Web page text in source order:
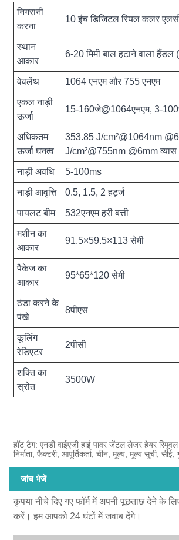
निगरानी
करना
10 इंच डिजिटल रियल कलर
स्थान
आकार
6-20 मिमी बाल हटाने वाला हैंडल
वेवलेंथ 1064 एनएम और 755 एनएम
एकल नाड़ी
ऊर्जा
15-160जे@1064एनएम, 3-
अधिकतम
ऊर्जा घनत्व
353.85 J/cm²@1064nm
J/cm²@755nm @6mm व्यास
नाड़ी अवधि 5-100ms
नाड़ी आवृत्ति 0.5, 1.5, 2 हर्ट्ज
पायलट बीम 532एनएम हरी बत्ती
मशीन का
आकार
91.5×59.5×113 सेमी
पैकेज का
आकार
95*65*120 सेमी
ठंडा करने के
पंखे
8पीएस
कूलिंग
रेडिएटर
2पीसी
शक्ति का
स्रोत
3500W
हॉट टैग: एनडी वाईएजी हाई पावर जेंटल लेजर हेयर
निर्माता, फैक्टरी, आपूर्तिकर्ता, चीन, मूल्य, मूल्य सूची, सीई,
जांच भेजें
कृपया नीचे दिए गए फॉर्म में अपनी पूछताछ देने के
करें। हम आपको 24 घंटों में जवाब देंगे।